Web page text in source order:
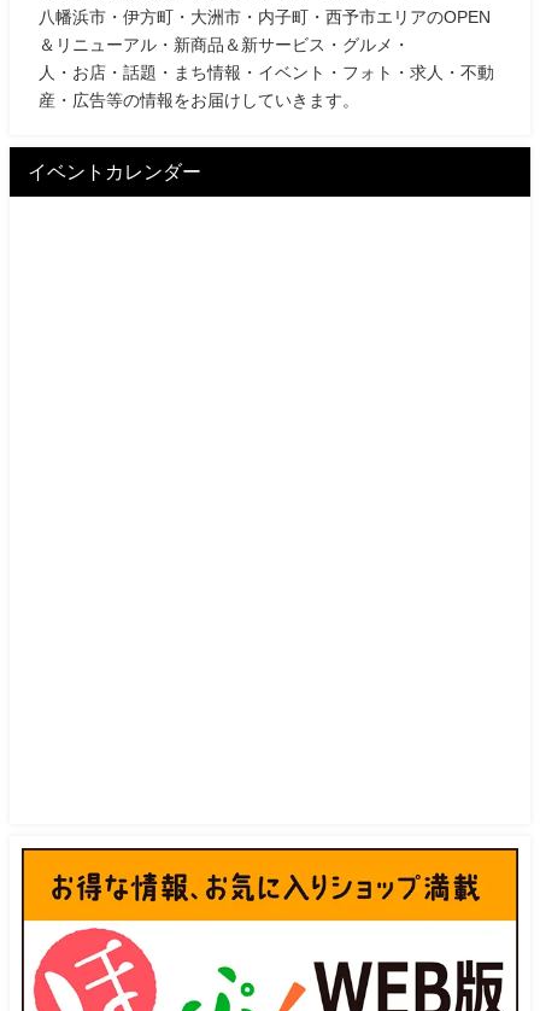
八幡浜市・伊方町・大洲市・内子町・西予市エリアのOPEN
＆リニューアル・新商品＆新サービス・グルメ・
人・お店・話題・まち情報・イベント・フォト・求人・不動
産・広告等の情報をお届けしていきます。
イベントカレンダー